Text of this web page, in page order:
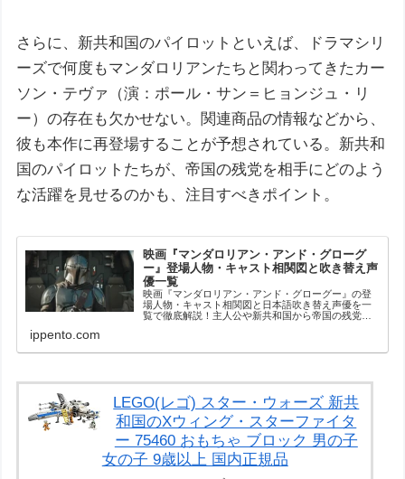
さらに、新共和国のパイロットといえば、ドラマシリ
ーズで何度もマンダロリアンたちと関わってきたカー
ソン・テヴァ（演：ポール・サン＝ヒョンジュ・リ
ー）の存在も欠かせない。関連商品の情報などから、
彼も本作に再登場することが予想されている。新共和
国のパイロットたちが、帝国の残党を相手にどのよう
な活躍を見せるのかも、注目すべきポイント。
映画『マンダロリアン・アンド・グローグ
ー』登場人物・キャスト相関図と吹き替え声
優一覧
映画『マンダロリアン・アンド・グローグー』の登
場人物・キャスト相関図と日本語吹き替え声優を一
覧で徹底解説！主人公や新共和国から帝国の残党ま
ippento.com
LEGO(レゴ) スター・ウォーズ 新共
和国のXウィング・スターファイタ
ー 75460 おもちゃ ブロック 男の子
女の子 9歳以上 国内正規品